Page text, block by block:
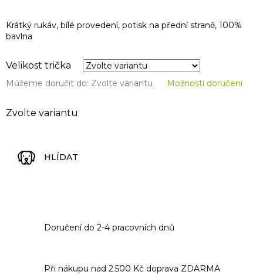
Zvolte variantu
Velikost trička
Můžeme doručit do: Zvolte variantu Možnosti doručení
Krátký rukáv, bílé provedení, potisk na přední straně, 100%
bavlna
HLÍDAT
Doručení do 2-4 pracovních dnů
Při nákupu nad 2.500 Kč doprava ZDARMA